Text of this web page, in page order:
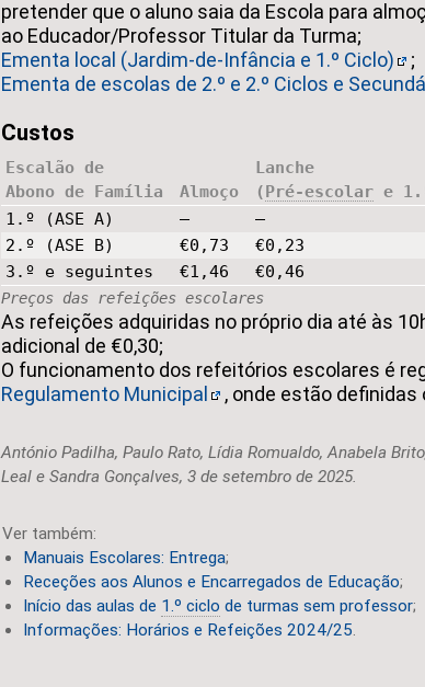
pretender que o aluno saia da Escola para
ao Educador/Professor Titular da Turma;
Ementa local (Jardim-de-Infância e 1.º Ciclo)
;
Ementa de escolas de 2.º e 2.º Ciclos e
Custos
Preços das refeições escolares
Escalão de
Abono de Família
Almoço
Lanche
(Pré-escolare
1.º (ASE A)
—
—
2.º (ASE B)
€0,73
€0,23
3.º e seguintes
€1,46 €0,46
As refeições adquiridas no próprio dia até às
adicional de €0,30;
O funcionamento dos refeitórios escolares é
Regulamento Municipal
, onde estão
António Padilha, Paulo Rato, Lídia Romualdo, Anabela
Leal e Sandra Gonçalves, 3 de setembro de 2025.
Ver também:
Manuais Escolares: Entrega;
Receções aos Alunos e Encarregados de Educação;
Início das aulas de 1.º ciclo de turmas sem professor;
Informações: Horários e Refeições 2024/25.